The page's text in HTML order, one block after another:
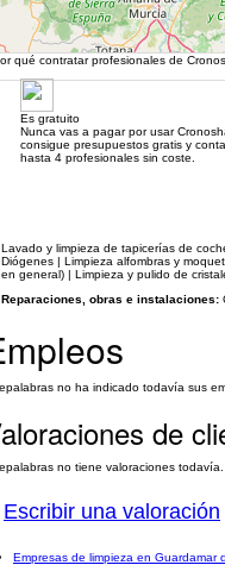
qué contratar profesionales de
Es gratuito
Nunca vas a pagar por usar
consigue presupuestos gratis y
hasta 4 profesionales sin coste.
Lavado y limpieza de tapicerías de
Diógenes | Limpieza alfombras y
en general) | Limpieza y pulido de
Reparaciones, obras e instalaciones:
no ha indicado todavía sus
de
no tiene valoraciones
Escribir una valoración
Empresas de limpieza en Guardamar